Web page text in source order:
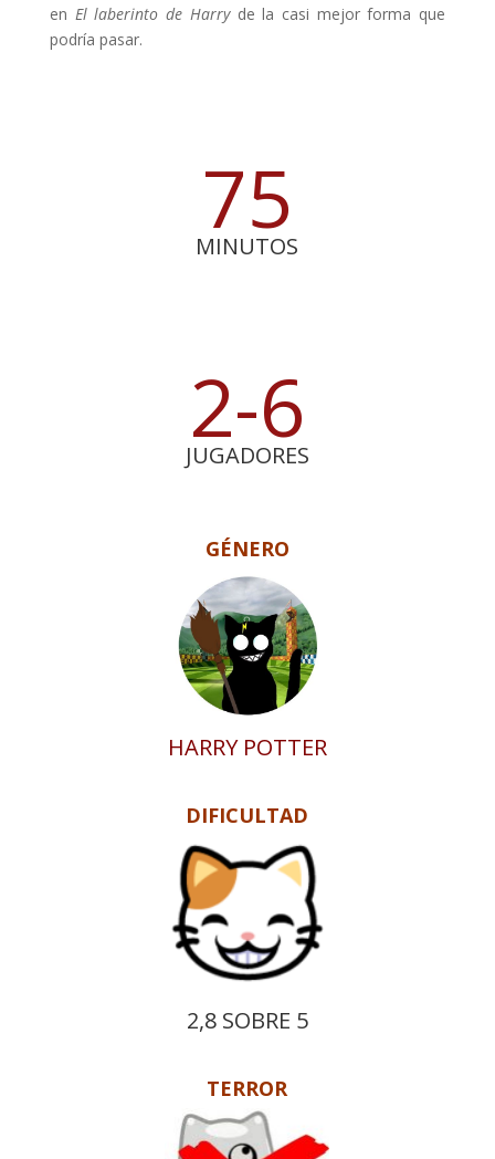
en El laberinto de Harryde la casi mejor forma que
podría pasar.
75
MINUTOS
2-6
JUGADORES
GÉNERO
HARRY POTTER
DIFICULTAD
2,8 SOBRE 5
TERROR